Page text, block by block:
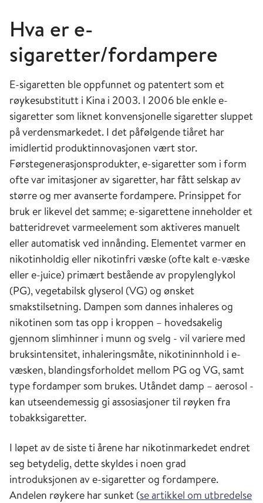
Hva er e-
sigaretter/fordampere
E-sigaretten ble oppfunnet og patentert som et
røykesubstitutt i Kina i 2003. I 2006 ble enkle e-
sigaretter som liknet konvensjonelle sigaretter sluppet
på verdensmarkedet. I det påfølgende tiåret har
imidlertid produktinnovasjonen vært stor.
Førstegenerasjonsprodukter, e-sigaretter som i form
ofte var imitasjoner av sigaretter, har fått selskap av
større og mer avanserte fordampere. Prinsippet for
bruk er likevel det samme; e-sigarettene inneholder et
batteridrevet varmeelement som aktiveres manuelt
eller automatisk ved innånding. Elementet varmer en
nikotinholdig eller nikotinfri væske (ofte kalt e-væske
eller e-juice) primært bestående av propylenglykol
(PG), vegetabilsk glyserol (VG) og ønsket
smakstilsetning. Dampen som dannes inhaleres og
nikotinen som tas opp i kroppen – hovedsakelig
gjennom slimhinner i munn og svelg - vil variere med
bruksintensitet, inhaleringsmåte, nikotininnhold i e-
væsken, blandingsforholdet mellom PG og VG, samt
type fordamper som brukes. Utåndet damp – aerosol -
kan utseendemessig gi assosiasjoner til røyken fra
tobakksigaretter.
I løpet av de siste ti årene har nikotinmarkedet endret
seg betydelig, dette skyldes i noen grad
introduksjonen av e-sigaretter og fordampere.
Andelen røykere har sunket (se artikkel om utbredelse